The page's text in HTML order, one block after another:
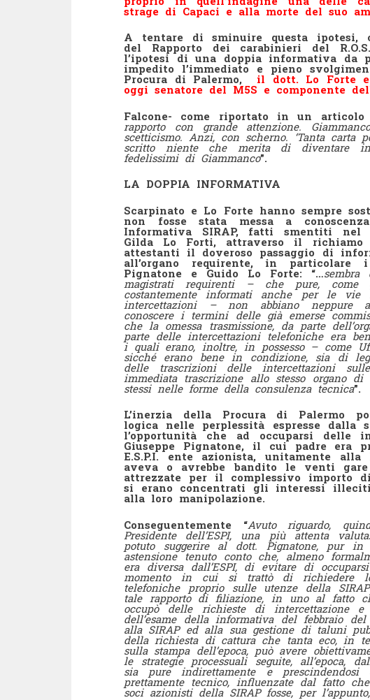
strage di Capaci e alla morte del suo
A tentare di sminuire questa ipotesi,
del Rapporto dei carabinieri del
l’ipotesi di una doppia informativa da
impedito l’immediato e pieno
Procura di Palermo, il dott. Lo Forte e
oggi senatore del M5S e componente
Falcone- come riportato in un articolo
rapporto con grande attenzione.
scetticismo. Anzi, con scherno. ‘Tanta carta
scritto niente che merita di diventare
fedelissimi di Giammanco”.
LA DOPPIA INFORMATIVA
Scarpinato e Lo Forte hanno sempre
non fosse stata messa a
Informativa SIRAP, fatti smentiti nel
Gilda Lo Forti, attraverso il richiamo
attestanti il doveroso passaggio di
all’organo requirente, in particolare
Pignatone e Guido Lo Forte: “…
magistrati requirenti – che pure,
costantemente informati anche per le
intercettazioni – non abbiano neppure
conoscere i termini delle già emerse
che la omessa trasmissione, da parte
parte delle intercettazioni telefoniche era
i quali erano, inoltre, in possesso – come
sicché erano bene in condizione, sia di
delle trascrizioni delle intercettazioni
immediata trascrizione allo stesso organo
stessi nelle forme della consulenza tecnica”.
L’inerzia della Procura di Palermo
logica nelle perplessità espresse dalla
l’opportunità che ad occuparsi
Giuseppe Pignatone, il cui padre era
E.S.P.I. ente azionista, unitamente
aveva o avrebbe bandito le venti
attrezzate per il complessivo importo
si erano concentrati gli interessi
alla loro manipolazione.
Conseguentemente “Avuto riguardo,
Presidente dell’ESPI, una più attenta
potuto suggerire al dott. Pignatone, pur
astensione tenuto conto che, almeno
era diversa dall’ESPI, di evitare di
momento in cui si trattò di richiedere
telefoniche proprio sulle utenze della
tale rapporto di filiazione, in uno al fatto
occupò delle richieste di intercettazione
dell’esame della informativa del febbraio
alla SIRAP ed alla sua gestione di taluni
della richiesta di cattura che tanta eco, in
sulla stampa dell’epoca, può avere
le strategie processuali seguite, all’epoca,
sia pure indirettamente e
prettamente tecnico, influenzate dal fatto
soci azionisti della SIRAP fosse, per